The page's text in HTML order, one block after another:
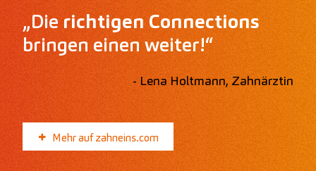
„Die richtigen Connections
bringen einen weiter!“
- Lena Holtmann, Zahnärztin
Mehr auf zahneins.com